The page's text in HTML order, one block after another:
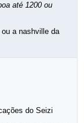
até 1200 ou
a nashville da
do Seizi